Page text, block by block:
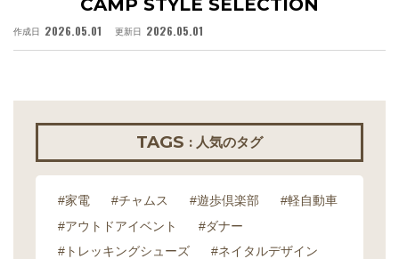
作成日 2026.05.01 更新日 2026.05.01
TAGS : 人気のタグ
#家電 #チャムス #遊歩倶楽部
#軽自動車
#アウトドアイベント
#ダナー
#トレッキングシューズ
#ネイタルデザイン